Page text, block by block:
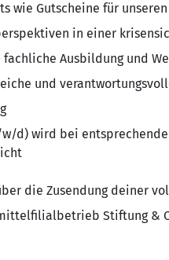
wie Gutscheine für
in einer
fachliche Ausbildung und
und
w/d) wird bei
die Zusendung deiner
Stiftung &